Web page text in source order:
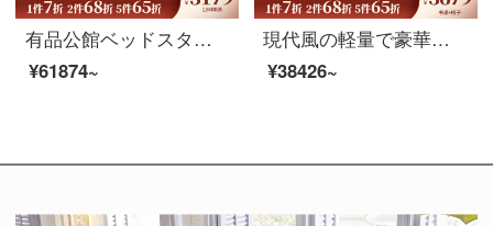
有品公館ベッドスタイル真皮ベッドのメインベッドルーム北欧現代ダブルベッド1.8メートル軟床（ヘッドクラフト）シングルベッド+ラテックスマットレス+マットレス*2 1.8メートルフレームベッド
¥61874~
現代風の軽量で豪華なデスクがあります。引き出し付きの簡単なデスクです。家庭用パソコン学習デスク書斎デスクデスクデスク（100*60*72）机＋本革椅子
¥38426~